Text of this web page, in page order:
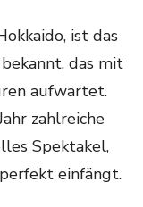
ist das
bekannt, das mit
aufwartet.
zahlreiche
Spektakel,
einfängt.